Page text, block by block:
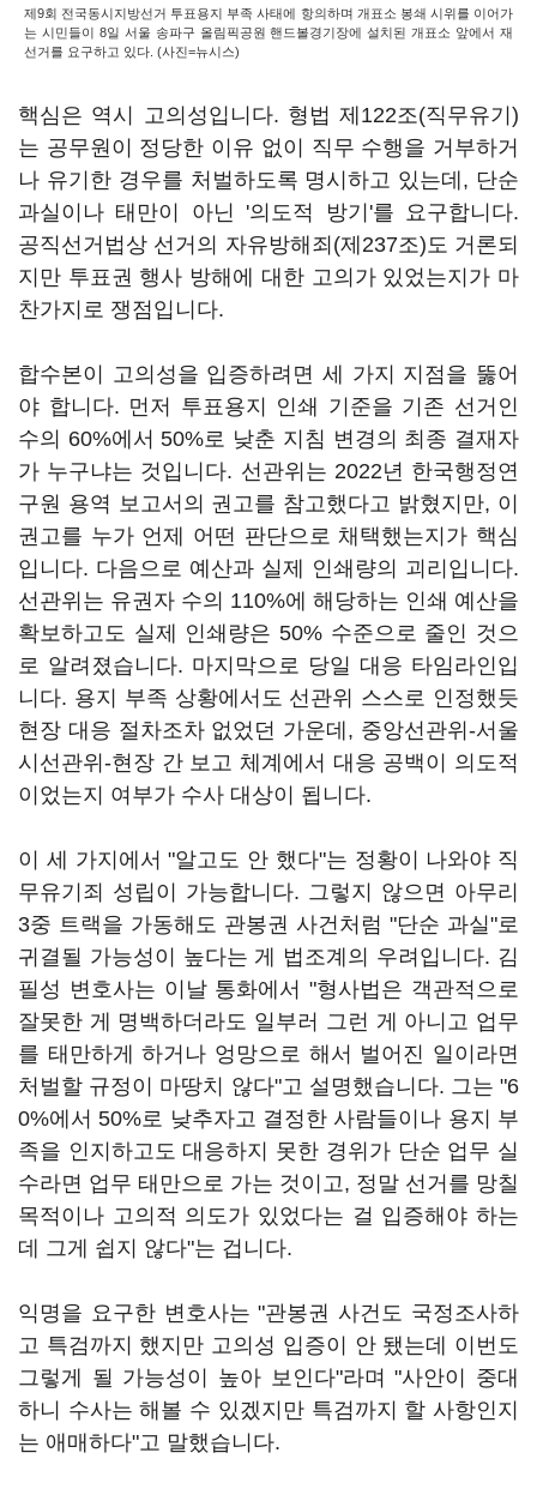
제9회 전국동시지방선거 투표용지 부족 사태에 항의하며 개표소 봉쇄 시위를 이어가
는 시민들이 8일 서울 송파구 올림픽공원 핸드볼경기장에 설치된 개표소 앞에서 재
선거를 요구하고 있다. (사진=뉴시스)
핵심은 역시 고의성입니다. 형법 제122조(직무유기)
는 공무원이 정당한 이유 없이 직무 수행을 거부하거
나 유기한 경우를 처벌하도록 명시하고 있는데, 단순
과실이나 태만이 아닌 '의도적 방기'를 요구합니다.
공직선거법상 선거의 자유방해죄(제237조)도 거론되
지만 투표권 행사 방해에 대한 고의가 있었는지가 마
찬가지로 쟁점입니다.
합수본이 고의성을 입증하려면 세 가지 지점을 뚫어
야 합니다. 먼저 투표용지 인쇄 기준을 기존 선거인
수의 60%에서 50%로 낮춘 지침 변경의 최종 결재자
가 누구냐는 것입니다. 선관위는 2022년 한국행정연
구원 용역 보고서의 권고를 참고했다고 밝혔지만, 이
권고를 누가 언제 어떤 판단으로 채택했는지가 핵심
입니다. 다음으로 예산과 실제 인쇄량의 괴리입니다.
선관위는 유권자 수의 110%에 해당하는 인쇄 예산을
확보하고도 실제 인쇄량은 50% 수준으로 줄인 것으
로 알려졌습니다. 마지막으로 당일 대응 타임라인입
니다. 용지 부족 상황에서도 선관위 스스로 인정했듯
현장 대응 절차조차 없었던 가운데, 중앙선관위-서울
시선관위-현장 간 보고 체계에서 대응 공백이 의도적
이었는지 여부가 수사 대상이 됩니다.
이 세 가지에서 "알고도 안 했다"는 정황이 나와야 직
무유기죄 성립이 가능합니다. 그렇지 않으면 아무리
3중 트랙을 가동해도 관봉권 사건처럼 "단순 과실"로
귀결될 가능성이 높다는 게 법조계의 우려입니다. 김
필성 변호사는 이날 통화에서 "형사법은 객관적으로
잘못한 게 명백하더라도 일부러 그런 게 아니고 업무
를 태만하게 하거나 엉망으로 해서 벌어진 일이라면
처벌할 규정이 마땅치 않다"고 설명했습니다. 그는 "6
0%에서 50%로 낮추자고 결정한 사람들이나 용지 부
족을 인지하고도 대응하지 못한 경위가 단순 업무 실
수라면 업무 태만으로 가는 것이고, 정말 선거를 망칠
목적이나 고의적 의도가 있었다는 걸 입증해야 하는
데 그게 쉽지 않다"는 겁니다.
익명을 요구한 변호사는 "관봉권 사건도 국정조사하
고 특검까지 했지만 고의성 입증이 안 됐는데 이번도
그렇게 될 가능성이 높아 보인다"라며 "사안이 중대
하니 수사는 해볼 수 있겠지만 특검까지 할 사항인지
는 애매하다"고 말했습니다.